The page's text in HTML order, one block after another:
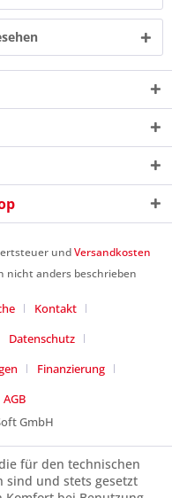
undVersandkosten
nicht anders beschrieben
Kontakt
Datenschutz
Finanzierung
AGB
GmbH
für den technischen
sind und stets gesetzt